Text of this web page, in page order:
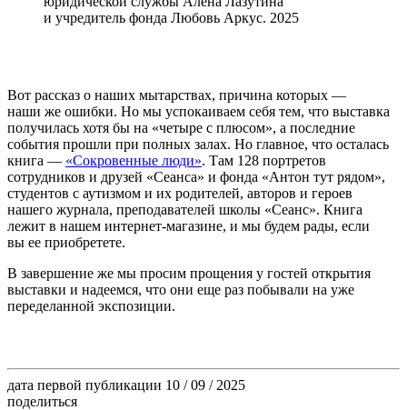
и учредитель фонда Любовь Аркус. 2025
Вот рассказ о наших мытарствах, причина которых —
наши же ошибки. Но мы успокаиваем себя тем, что выставка
получилась хотя бы на «четыре с плюсом», а последние
события прошли при полных залах. Но главное, что осталась
книга — «Сокровенные люди». Там 128 портретов
сотрудников и друзей «Сеанса» и фонда «Антон тут рядом»,
студентов с аутизмом и их родителей, авторов и героев
нашего журнала, преподавателей школы «Сеанс». Книга
лежит в нашем интернет-магазине, и мы будем рады, если
вы ее приобретете.
В завершение же мы просим прощения у гостей открытия
выставки и надеемся, что они еще раз побывали на уже
переделанной экспозиции.
дата первой публикации 10 / 09 / 2025
поделиться